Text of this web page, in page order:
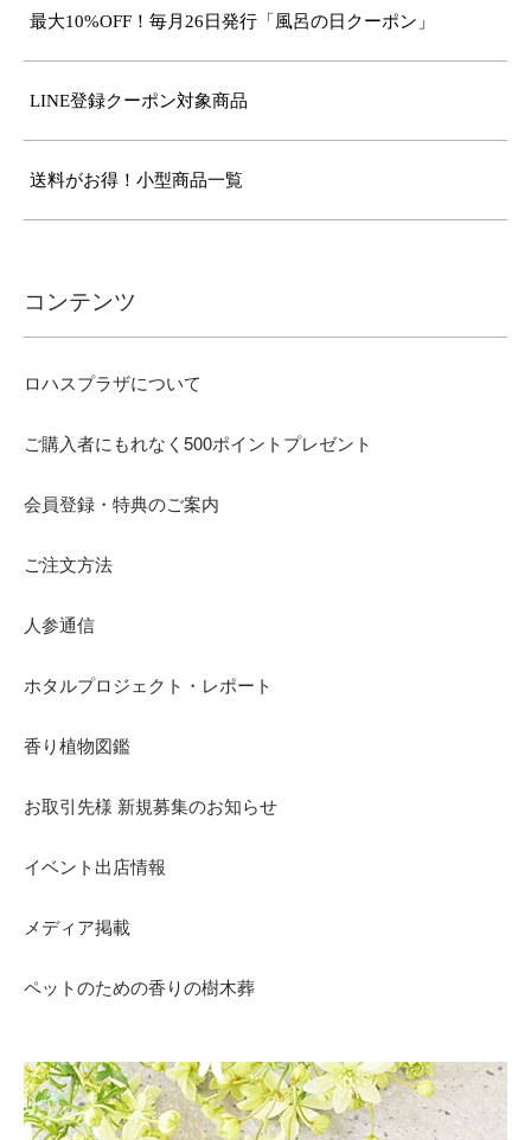
最大10%OFF！毎月26日発行「風呂の日クーポン」
LINE登録クーポン対象商品
送料がお得！小型商品一覧
コンテンツ
ロハスプラザについて
ご購入者にもれなく500ポイントプレゼント
会員登録・特典のご案内
ご注文方法
人参通信
ホタルプロジェクト・レポート
香り植物図鑑
お取引先様 新規募集のお知らせ
イベント出店情報
メディア掲載
ペットのための香りの樹木葬